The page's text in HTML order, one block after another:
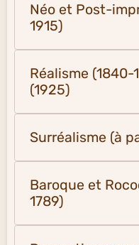
Néo et Post-
1915)
Réalisme
(1925)
Surréalisme (à
Baroque et
1789)